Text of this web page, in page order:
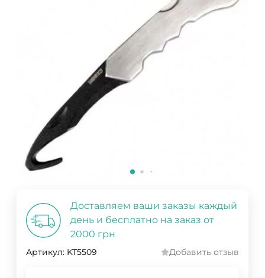
Доставляем ваши заказы каждый
день и бесплатно на заказ от
2000 грн
Артикул: KT5509 Добавить отзыв